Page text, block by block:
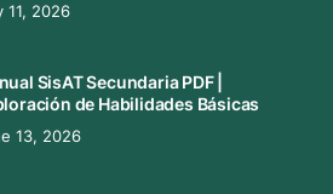
11, 2026
SisAT Secundaria PDF |
de Habilidades Básicas
13, 2026